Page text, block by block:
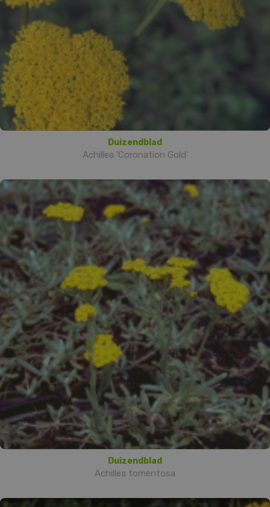
Duizendblad
Achillea 'Coronation Gold'
Duizendblad
Achillea tomentosa